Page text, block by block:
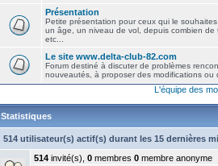
Présentation
Petite présentation pour ceux qui le
un âge, un niveau de vol, depuis combien de
etc...
Le site www.delta-club-82.com
Forum destiné à discuter de problèmes
nouveautés, à proposer des modifications ou
L'équipe des
Statistiques
514 utilisateur(s) actif(s) durant les 15 dernières
514 invité(s), 0 membres 0 membre anonyme